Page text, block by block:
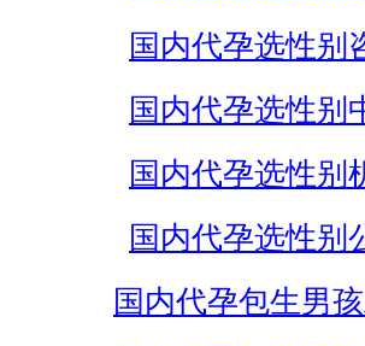
国内代孕选性别
国内代孕选性别
国内代孕选性别
国内代孕选性别
国内代孕包生男